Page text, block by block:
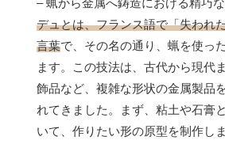
デュとは、フランス語で「失われ
言葉で、その名の通り、蝋を使っ
ます。この技法は、古代から現代
飾品など、複雑な形状の金属製品
れてきました。まず、粘土や石膏
いて、作りたい形の原型を制作し